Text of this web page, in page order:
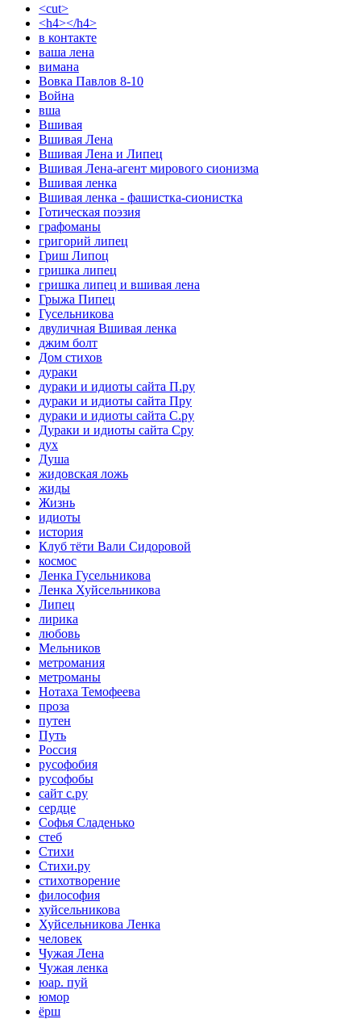
<cut>
<h4></h4>
в контакте
ваша лена
вимана
Вовка Павлов 8-10
Война
вша
Вшивая
Вшивая Лена
Вшивая Лена и Липец
Вшивая Лена-агент мирового сионизма
Вшивая ленка
Вшивая ленка - фашистка-сионистка
Готическая поэзия
графоманы
григорий липец
Гриш Липоц
гришка липец
гришка липец и вшивая лена
Грыжа Пипец
Гусельникова
двуличная Вшивая ленка
джим болт
Дом стихов
дураки
дураки и идиоты сайта П.ру
дураки и идиоты сайта Пру
дураки и идиоты сайта С.ру
Дураки и идиоты сайта Сру
дух
Душа
жидовская ложь
жиды
Жизнь
идиоты
история
Клуб тёти Вали Сидоровой
космос
Ленка Гусельникова
Ленка Хуйсельникова
Липец
лирика
любовь
Мельников
метромания
метроманы
Нотаха Темофеева
проза
путен
Путь
Россия
русофобия
русофобы
сайт с.ру
сердце
Софья Сладенько
стеб
Стихи
Стихи.ру
стихотворение
философия
хуйсельникова
Хуйсельникова Ленка
человек
Чужая Лена
Чужая ленка
юар. пуй
юмор
ёрш